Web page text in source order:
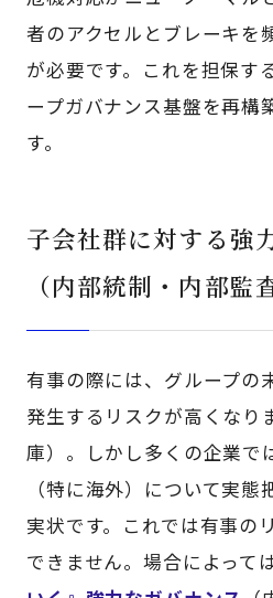
者のアクセルとブレーキを
が必要です。これを担保す
ープガバナンス基盤を再構
す。
子会社群に対する強
（内部統制・内部監
有事の際には、グループの
発生するリスクが高くなり
庫）。しかし多くの企業で
（特に海外）について実
実状です。これでは有事の
できません。場合によって